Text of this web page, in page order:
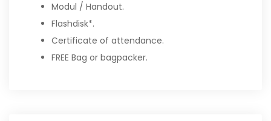
Modul / Handout.
Flashdisk*.
Certificate of attendance.
FREE Bag or bagpacker.